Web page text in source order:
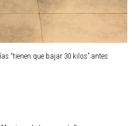
“tienen que bajar 30 kilos” antes